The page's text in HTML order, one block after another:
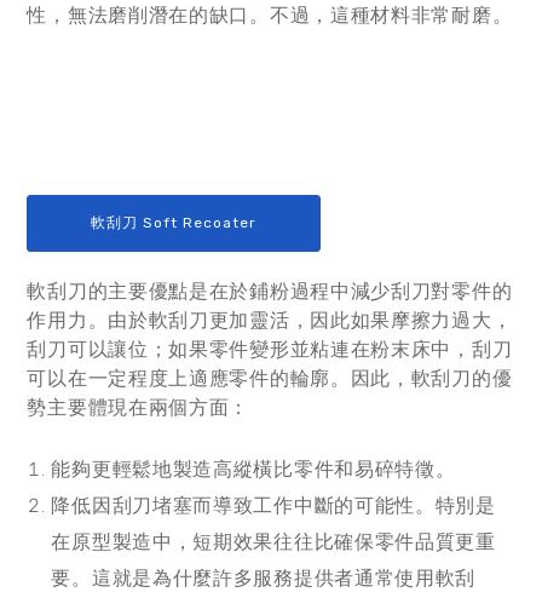
性，無法磨削潛在的缺口。不過，這種材料非常耐磨。
軟刮刀 Soft Recoater
軟刮刀的主要優點是在於鋪粉過程中減少刮刀對零件的
作用力。由於軟刮刀更加靈活，因此如果摩擦力過大，
刮刀可以讓位；如果零件變形並粘連在粉末床中，刮刀
可以在一定程度上適應零件的輪廓。因此，軟刮刀的優
勢主要體現在兩個方面：
能夠更輕鬆地製造高縱橫比零件和易碎特徵。
降低因刮刀堵塞而導致工作中斷的可能性。特別是
在原型製造中，短期效果往往比確保零件品質更重
要。這就是為什麼許多服務提供者通常使用軟刮